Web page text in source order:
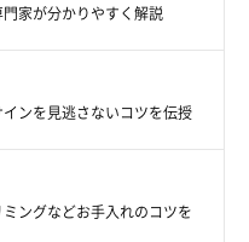
ーのみなさん（373名）を
家が分かりやすく解説
ンを見逃さないコツを伝授
ングなどお手入れのコツを